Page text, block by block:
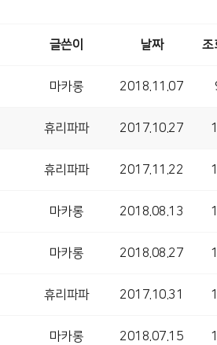
글쓴이 날짜 조
마카롱 2018.11.07
휴리파파 2017.10.27
휴리파파 2017.11.22
마카롱 2018.08.13
마카롱 2018.08.27
휴리파파 2017.10.31
마카롱 2018.07.15